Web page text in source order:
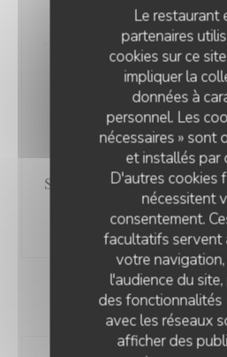
Le restaurant
partenaires
cookies sur ce
impliquer la
données à
personnel. Les
nécessaires » sont
et installés par
D'autres cookies
nécessitent
consentement.
facultatifs servent
votre
l'audience du
des fonctionnalités
avec les réseaux
afficher des
24,50
Assiette fraicheur :
confites, Avocat et
24,50
Salade Thaï aux Gambas,
"Albacore"
25,50